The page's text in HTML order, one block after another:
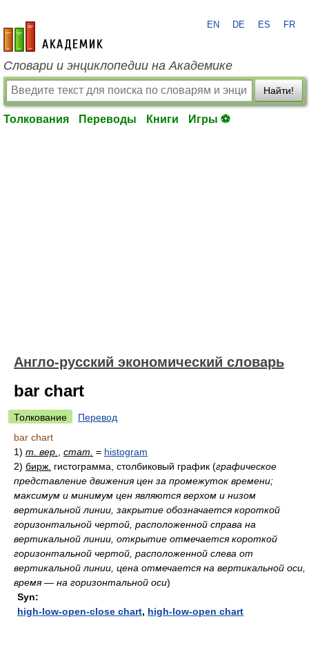
academic.ru
EN DE ES FR
Словари и энциклопедии на Академике
Найти!
Толкования Переводы Книги Игры ⚽
Англо-русский экономический словарь
bar chart
Толкование
Перевод
bar chart
1) т. вер. стат. = histogram
2) бирж. гистограмма, столбиковый график (графическое
представление движения цен за промежуток времени;
максимум и минимум цен являются верхом и низом
вертикальной линии, закрытие обозначается короткой
горизонтальной чертой, расположенной справа на
вертикальной линии, открытие отмечается короткой
горизонтальной чертой, расположенной слева от
вертикальной линии, цена отмечается на вертикальной оси,
время — на горизонтальной оси)
Syn:
high-low-open-close chart, high-low-open chart